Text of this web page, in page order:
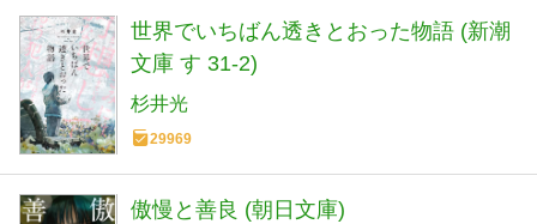
世界でいちばん透きとおった物語 (新潮
文庫 す 31-2)
杉井光
29969
傲慢と善良 (朝日文庫)